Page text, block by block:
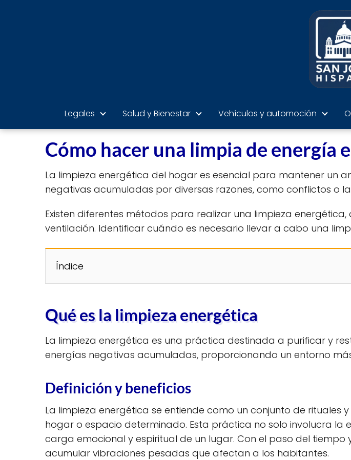
Legales Salud y Bienestar Vehículos y automoción
Cómo hacer una limpia de energía
La limpieza energética del hogar es esencial para mantener un
negativas acumuladas por diversas razones, como conflictos o
Existen diferentes métodos para realizar una limpieza
ventilación. Identificar cuándo es necesario llevar a cabo una
Índice
Qué es la limpieza energética
La limpieza energética es una práctica destinada a purificar y
energías negativas acumuladas, proporcionando un entorno
Definición y beneficios
La limpieza energética se entiende como un conjunto de
hogar o espacio determinado. Esta práctica no solo involucra la
carga emocional y espiritual de un lugar. Con el paso del
acumular vibraciones pesadas que afectan a los habitantes.